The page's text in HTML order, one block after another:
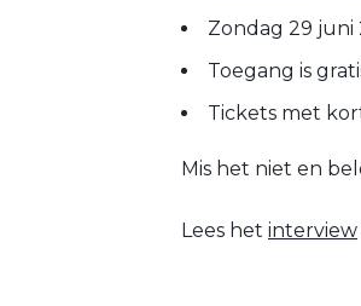
Zondag 29 juni
Toegang is
Tickets met
Mis het niet en
Lees het interview